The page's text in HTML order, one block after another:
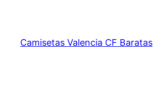
contenido
Camisetas Valencia CF Baratas